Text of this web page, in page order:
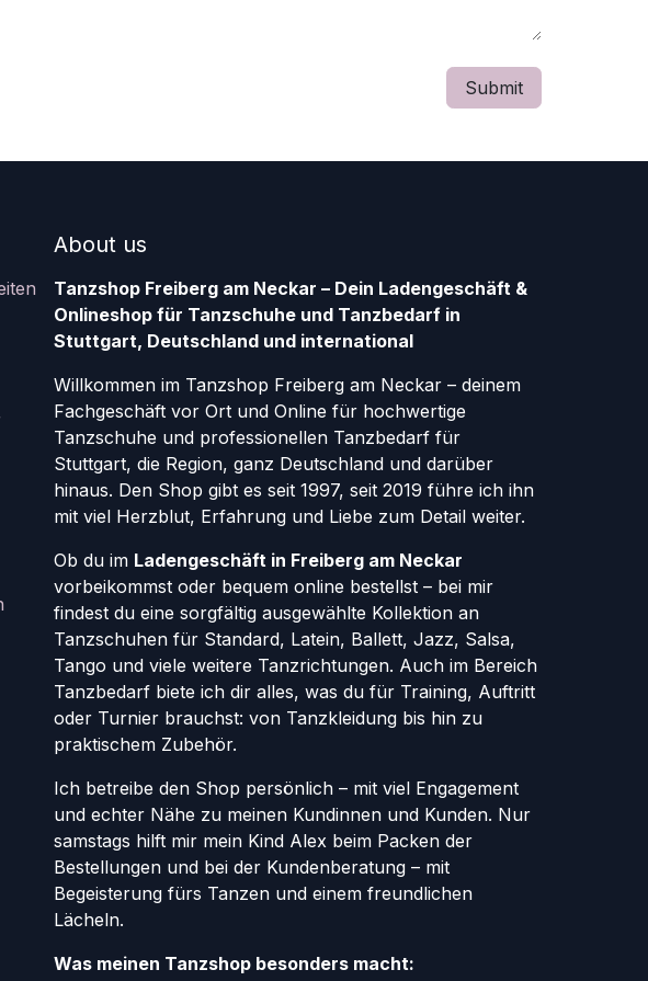
Submit
About us
Tanzshop Freiberg am Neckar – Dein Ladengeschäft &
Onlineshop für Tanzschuhe und Tanzbedarf in
Stuttgart, Deutschland und international
Willkommen im Tanzshop Freiberg am Neckar – deinem
Fachgeschäft vor Ort und Online für hochwertige
Tanzschuhe und professionellen Tanzbedarf für
Stuttgart, die Region, ganz Deutschland und darüber
hinaus. Den Shop gibt es seit 1997, seit 2019 führe ich ihn
mit viel Herzblut, Erfahrung und Liebe zum Detail weiter.
Ob du im Ladengeschäft in Freiberg am Neckar
vorbeikommst oder bequem online bestellst – bei mir
findest du eine sorgfältig ausgewählte Kollektion an
Tanzschuhen für Standard, Latein, Ballett, Jazz, Salsa,
Tango und viele weitere Tanzrichtungen. Auch im Bereich
Tanzbedarf biete ich dir alles, was du für Training, Auftritt
oder Turnier brauchst: von Tanzkleidung bis hin zu
praktischem Zubehör.
Ich betreibe den Shop persönlich – mit viel Engagement
und echter Nähe zu meinen Kundinnen und Kunden. Nur
samstags hilft mir mein Kind Alex beim Packen der
Bestellungen und bei der Kundenberatung – mit
Begeisterung fürs Tanzen und einem freundlichen
Lächeln.
Was meinen Tanzshop besonders macht: